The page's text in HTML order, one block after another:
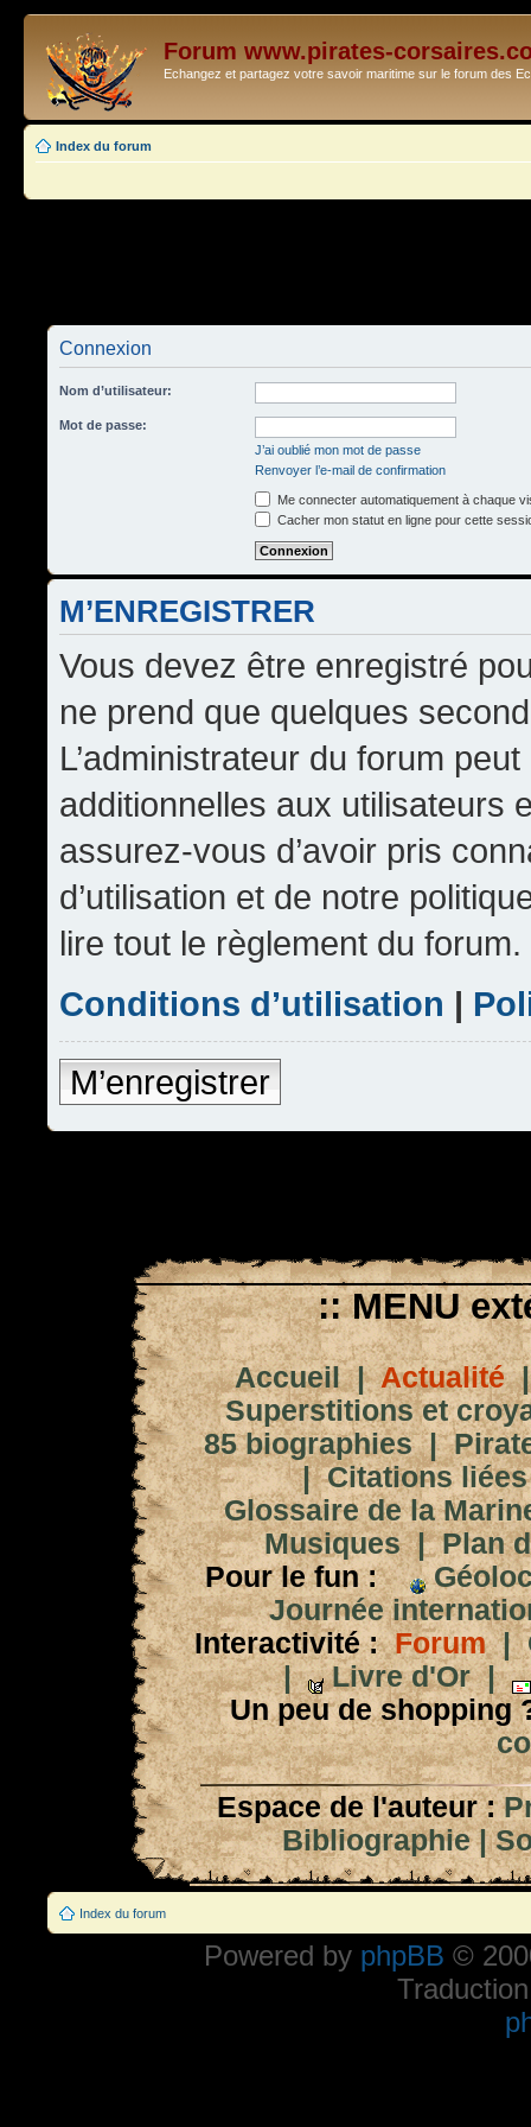
Forum www.pirates-
Echangez et partagez votre savoir maritime sur le forum des
Index du forum
Connexion
Nom d’utilisateur:
Mot de passe:
J’ai oublié mon mot de passe
Renvoyer l’e-mail de confirmation
Me connecter automatiquement à chaque
Cacher mon statut en ligne pour cette
M’ENREGISTRER
Vous devez être enregistré
ne prend que quelques
L’administrateur du forum
additionnelles aux utilisateurs
assurez-vous d’avoir pris
d’utilisation et de notre
lire tout le règlement du forum.
Conditions d’utilisation |
M’enregistrer
:: MENU
Accueil|Actualité
Superstitions et
85 biographies|
|Citations
Glossaire de la
Musiques|Plan
Pour le fun :
Journée
Interactivité : Forum|
|
Livre d'Or|
Un peu de shopping
Espace de l'auteur :
Bibliographie|
Index du forum
Powered by phpBB ©